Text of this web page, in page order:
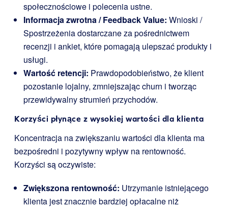
społecznościowe i polecenia ustne.
Informacja zwrotna / Feedback Value: Wnioski /
Spostrzeżenia dostarczane za pośrednictwem
recenzji i ankiet, które pomagają ulepszać produkty i
usługi.
Wartość retencji: Prawdopodobieństwo, że klient
pozostanie lojalny, zmniejszając churn i tworząc
przewidywalny strumień przychodów.
Korzyści płynące z wysokiej wartości dla klienta
Koncentracja na zwiększaniu wartości dla klienta ma
bezpośredni i pozytywny wpływ na rentowność.
Korzyści są oczywiste:
Zwiększona rentowność: Utrzymanie istniejącego
klienta jest znacznie bardziej opłacalne niż